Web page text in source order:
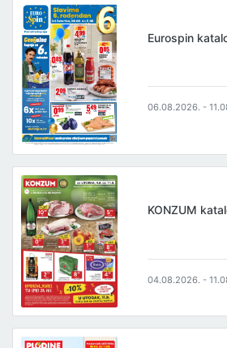
Eurospin
06.08.2026. -
KONZUM
04.08.2026. -